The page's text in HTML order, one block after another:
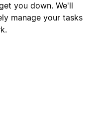
you down. We'll
manage your tasks